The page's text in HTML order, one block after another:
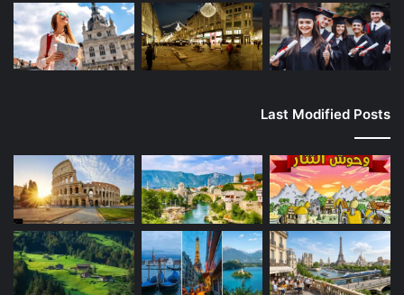
Last Modified Posts